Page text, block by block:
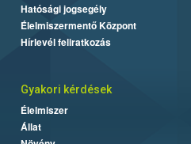
Hatósági jogsegély
Élelmiszermentő Központ
Hírlevél feliratkozás
Gyakori kérdések
Élelmiszer
Állat